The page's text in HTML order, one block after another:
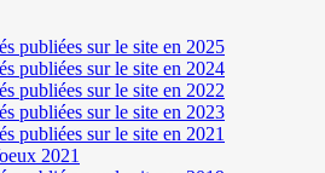
publiées sur le site en 2025
publiées sur le site en 2024
publiées sur le site en 2022
publiées sur le site en 2023
publiées sur le site en 2021
2021